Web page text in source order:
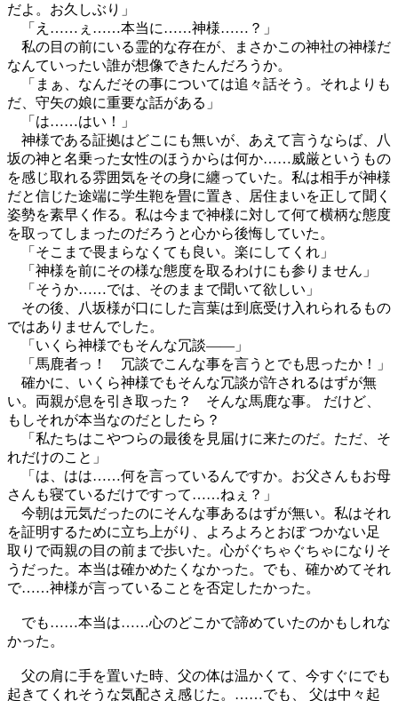
だよ。お久しぶり」
「え……ぇ……本当に……神様……？」
私の目の前にいる霊的な存在が、まさかこの神社の神様だ
なんていったい誰が想像できたんだろうか。
「まぁ、なんだその事については追々話そう。それよりも
だ、守矢の娘に重要な話がある」
「は……はい！」
神様である証拠はどこにも無いが、あえて言うならば、八
坂の神と名乗った女性のほうからは何か……威厳というもの
を感じ取れる雰囲気をその身に纏っていた。私は相手が神様
だと信じた途端に学生鞄を畳に置き、居住まいを正して聞く
姿勢を素早く作る。私は今まで神様に対して何て横柄な態度
を取ってしまったのだろうと心から後悔していた。
「そこまで畏まらなくても良い。楽にしてくれ」
「神様を前にその様な態度を取るわけにも参りません」
「そうか……では、そのままで聞いて欲しい」
その後、八坂様が口にした言葉は到底受け入れられるもの
ではありませんでした。
「いくら神様でもそんな冗談――」
「馬鹿者っ！ 冗談でこんな事を言うとでも思ったか！」
確かに、いくら神様でもそんな冗談が許されるはずが無
い。両親が息を引き取った？ そんな馬鹿な事。 だけど、
もしそれが本当なのだとしたら？
「私たちはこやつらの最後を見届けに来たのだ。ただ、そ
れだけのこと」
「は、はは……何を言っているんですか。お父さんもお母
さんも寝ているだけですって……ねぇ？」
今朝は元気だったのにそんな事あるはずが無い。私はそれ
を証明するために立ち上がり、よろよろとおぼ つかない足
取りで両親の目の前まで歩いた。心がぐちゃぐちゃになりそ
うだった。本当は確かめたくなかった。でも、確かめてそれ
で……神様が言っていることを否定したかった。
でも……本当は……心のどこかで諦めていたのかもしれな
かった。
父の肩に手を置いた時、父の体は温かくて、今すぐにでも
起きてくれそうな気配さえ感じた。……でも、 父は中々起